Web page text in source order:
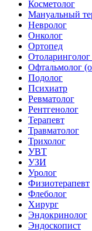
Косметолог
Мануальный
Невролог
Онколог
Ортопед
Офтальмолог
Подолог
Психиатр
Ревматолог
Рентгенолог
Терапевт
Травматолог
Трихолог
УВТ
УЗИ
Уролог
Физиотерапевт
Флеболог
Хирург
Эндокринолог
Эндоскопист